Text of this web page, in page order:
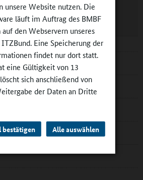
unsere Website nutzen. Die
läuft im Auftrag des BMBF
den Webservern unseres
Eine Speicherung der
findet nur dort statt.
eine Gültigkeit von 13
sich anschließend von
der Daten an Dritte
bestätigen Alle auswählen